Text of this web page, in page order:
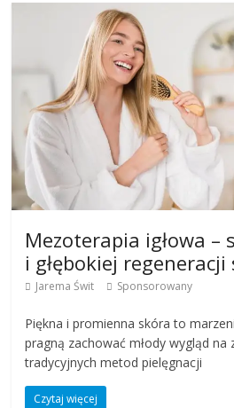
Mezoterapia igłowa –
i głębokiej regeneracji
Jarema Świt Sponsorowany
Piękna i promienna skóra to
pragną zachować młody wygląd na
tradycyjnych metod pielęgnacji
Czytaj więcej